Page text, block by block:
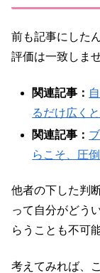
前も記事にした
評価は一致しま
関連記事：
るだけ広く
関連記事：
らこそ、圧
他者の下した判
って自分がどう
らうことも不可能
考えてみれば、